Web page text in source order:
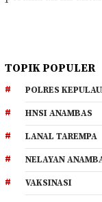
TOPIK POPULER
POLRES
HNSI ANAMBAS
LANAL TAREMPA
NELAYAN
VAKSINASI